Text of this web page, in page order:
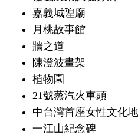
嘉義城隍廟
月桃故事館
牆之道
陳澄波畫架
植物園
21號蒸汽火車頭
中台灣首座女性文化
一江山紀念碑